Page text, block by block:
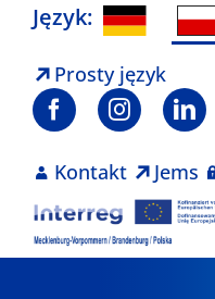
Skip
content
Język:
Prosty język
Kontakt Jems